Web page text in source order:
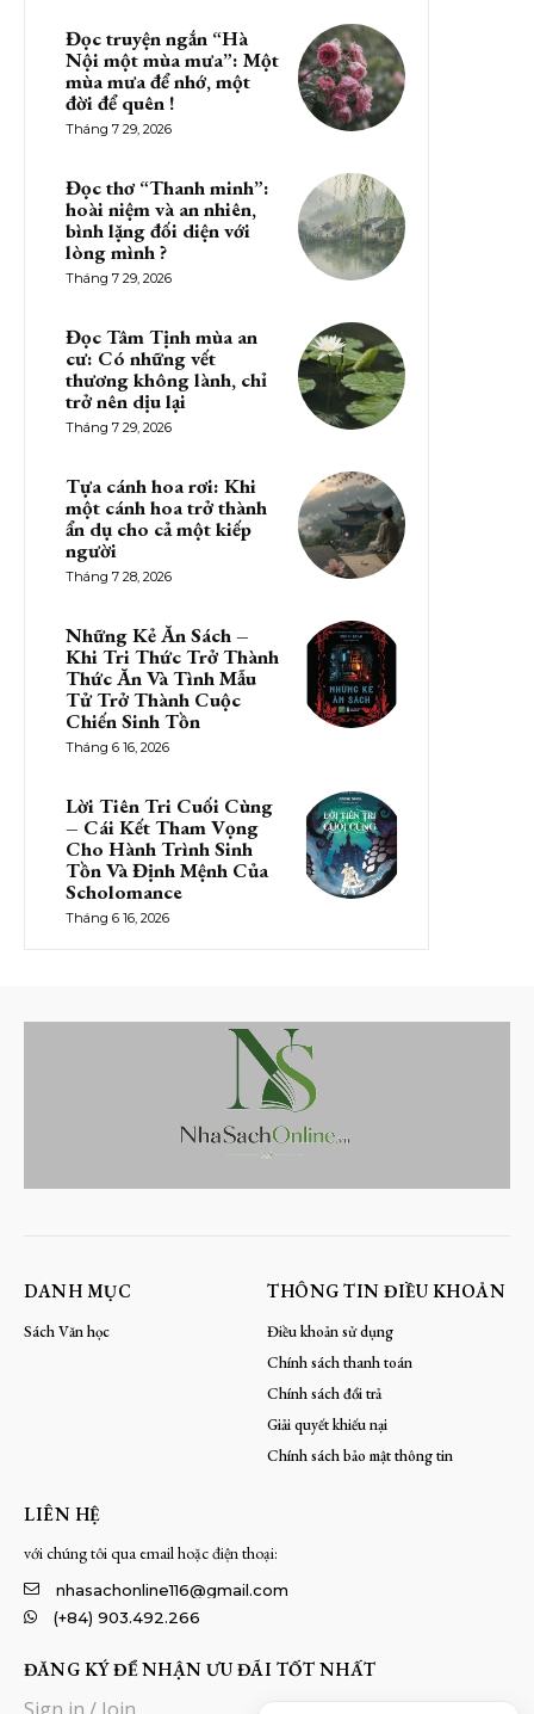
Đọc truyện ngắn “Hà
Nội một mùa mưa”: Một
mùa mưa để nhớ, một
đời để quên !
Tháng 7 29, 2026
Đọc thơ “Thanh minh”:
hoài niệm và an nhiên,
bình lặng đối diện với
lòng mình ?
Tháng 7 29, 2026
Đọc Tâm Tịnh mùa an
cư: Có những vết
thương không lành, chỉ
trở nên dịu lại
Tháng 7 29, 2026
Tựa cánh hoa rơi: Khi
một cánh hoa trở thành
ẩn dụ cho cả một kiếp
người
Tháng 7 28, 2026
Những Kẻ Ăn Sách –
Khi Tri Thức Trở Thành
Thức Ăn Và Tình Mẫu
Tử Trở Thành Cuộc
Chiến Sinh Tồn
Tháng 6 16, 2026
Lời Tiên Tri Cuối Cùng
– Cái Kết Tham Vọng
Cho Hành Trình Sinh
Tồn Và Định Mệnh Của
Scholomance
Tháng 6 16, 2026
DANH MỤC
Sách Văn học
THÔNG TIN ĐIỀU KHOẢN
Điều khoản sử dụng
Chính sách thanh toán
Chính sách đổi trả
Giải quyết khiếu nại
Chính sách bảo mật thông tin
LIÊN HỆ
với chúng tôi qua email hoặc điện thoại:
nhasachonline116@gmail.com
(+84) 903.492.266
ĐĂNG KÝ ĐỂ NHẬN ƯU ĐÃI TỐT NHẤT